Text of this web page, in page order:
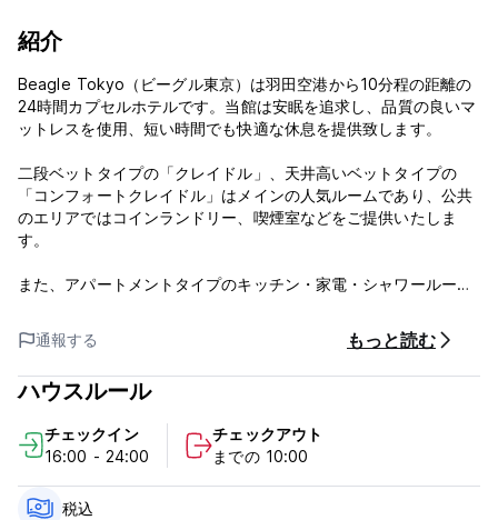
紹介
Beagle Tokyo（ビーグル東京）は羽田空港から10分程の距離の
24時間カプセルホテルです。当館は安眠を追求し、品質の良いマ
ットレスを使用、短い時間でも快適な休息を提供致します。
二段ベットタイプの「クレイドル」、天井高いベットタイプの
「コンフォートクレイドル」はメインの人気ルームであり、公共
のエリアではコインランドリー、喫煙室などをご提供いたしま
す。
また、アパートメントタイプのキッチン・家電・シャワールーム
ご利用できます。
＊しばらくの間、空港への送迎は中止させて頂いております。
＊チェックイン前、チェックアウト後のお荷物のお預かりは、有
早朝・深夜のご利用する方以外に「デイユースプラン」又はテレ
ワークとしてもご利用頂けます。
通報する もっと読む
ハウスルール
チェックイン
16:00 - 24:00
チェックアウト
までの 10:00
税込